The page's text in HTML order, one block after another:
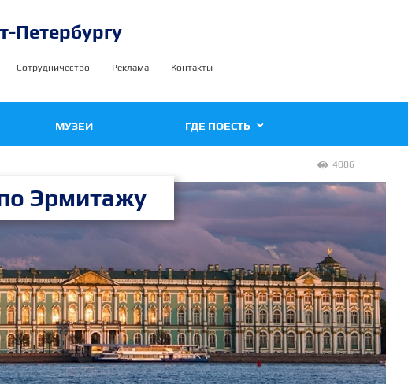
Петербургу
Сотрудничество Реклама Контакты
МУЗЕИ ГДЕ ПОЕСТЬ
 4086
Эрмитажу